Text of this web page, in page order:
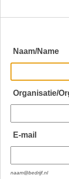
Naam/Name
Organisatie/
E-mail
naam@bedrijf.nl